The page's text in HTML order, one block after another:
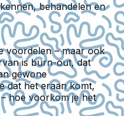
behandelen en
voordelen – maar ook
is burn-out, dat
gewone
dat het eraan komt,
hoe voorkom je het